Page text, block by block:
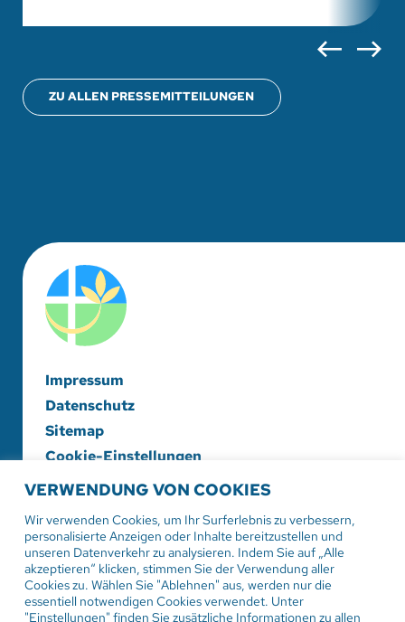
VERWENDUNG VON COOKIES
Wir verwenden Cookies, um Ihr Surferlebnis zu verbessern,
personalisierte Anzeigen oder Inhalte bereitzustellen und
unseren Datenverkehr zu analysieren. Indem Sie auf „Alle
akzeptieren“ klicken, stimmen Sie der Verwendung aller
Cookies zu. Wählen Sie "Ablehnen" aus, werden nur die
essentiell notwendigen Cookies verwendet. Unter
"Einstellungen" finden Sie zusätzliche Informationen zu allen
ZU ALLEN PRESSEMITTEILUNGEN
Impressum
Datenschutz
Sitemap
Cookie-Einstellungen
Evangelische Diakonieschwesternschaft
Herrenberg-Korntal e. V.
Hildrizhauser Str. 29
71083 Herrenberg
Tel:07032 206-0